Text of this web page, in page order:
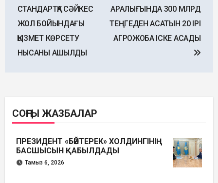
СТАНДАРТҚА СӘЙКЕС
ЖОЛ БОЙЫНДАҒЫ
ҚЫЗМЕТ КӨРСЕТУ
НЫСАНЫ АШЫЛДЫ
АРАЛЫҒЫНДА 300 МЛРД
ТЕҢГЕДЕН АСАТЫН 20 ІРІ
АГРОЖОБА ІСКЕ АСАДЫ
СОҢҒЫ ЖАЗБАЛАР
ПРЕЗИДЕНТ «БӘЙТЕРЕК» ХОЛДИНГІНІҢ
БАСШЫСЫН ҚАБЫЛДАДЫ
Тамыз 6, 2026